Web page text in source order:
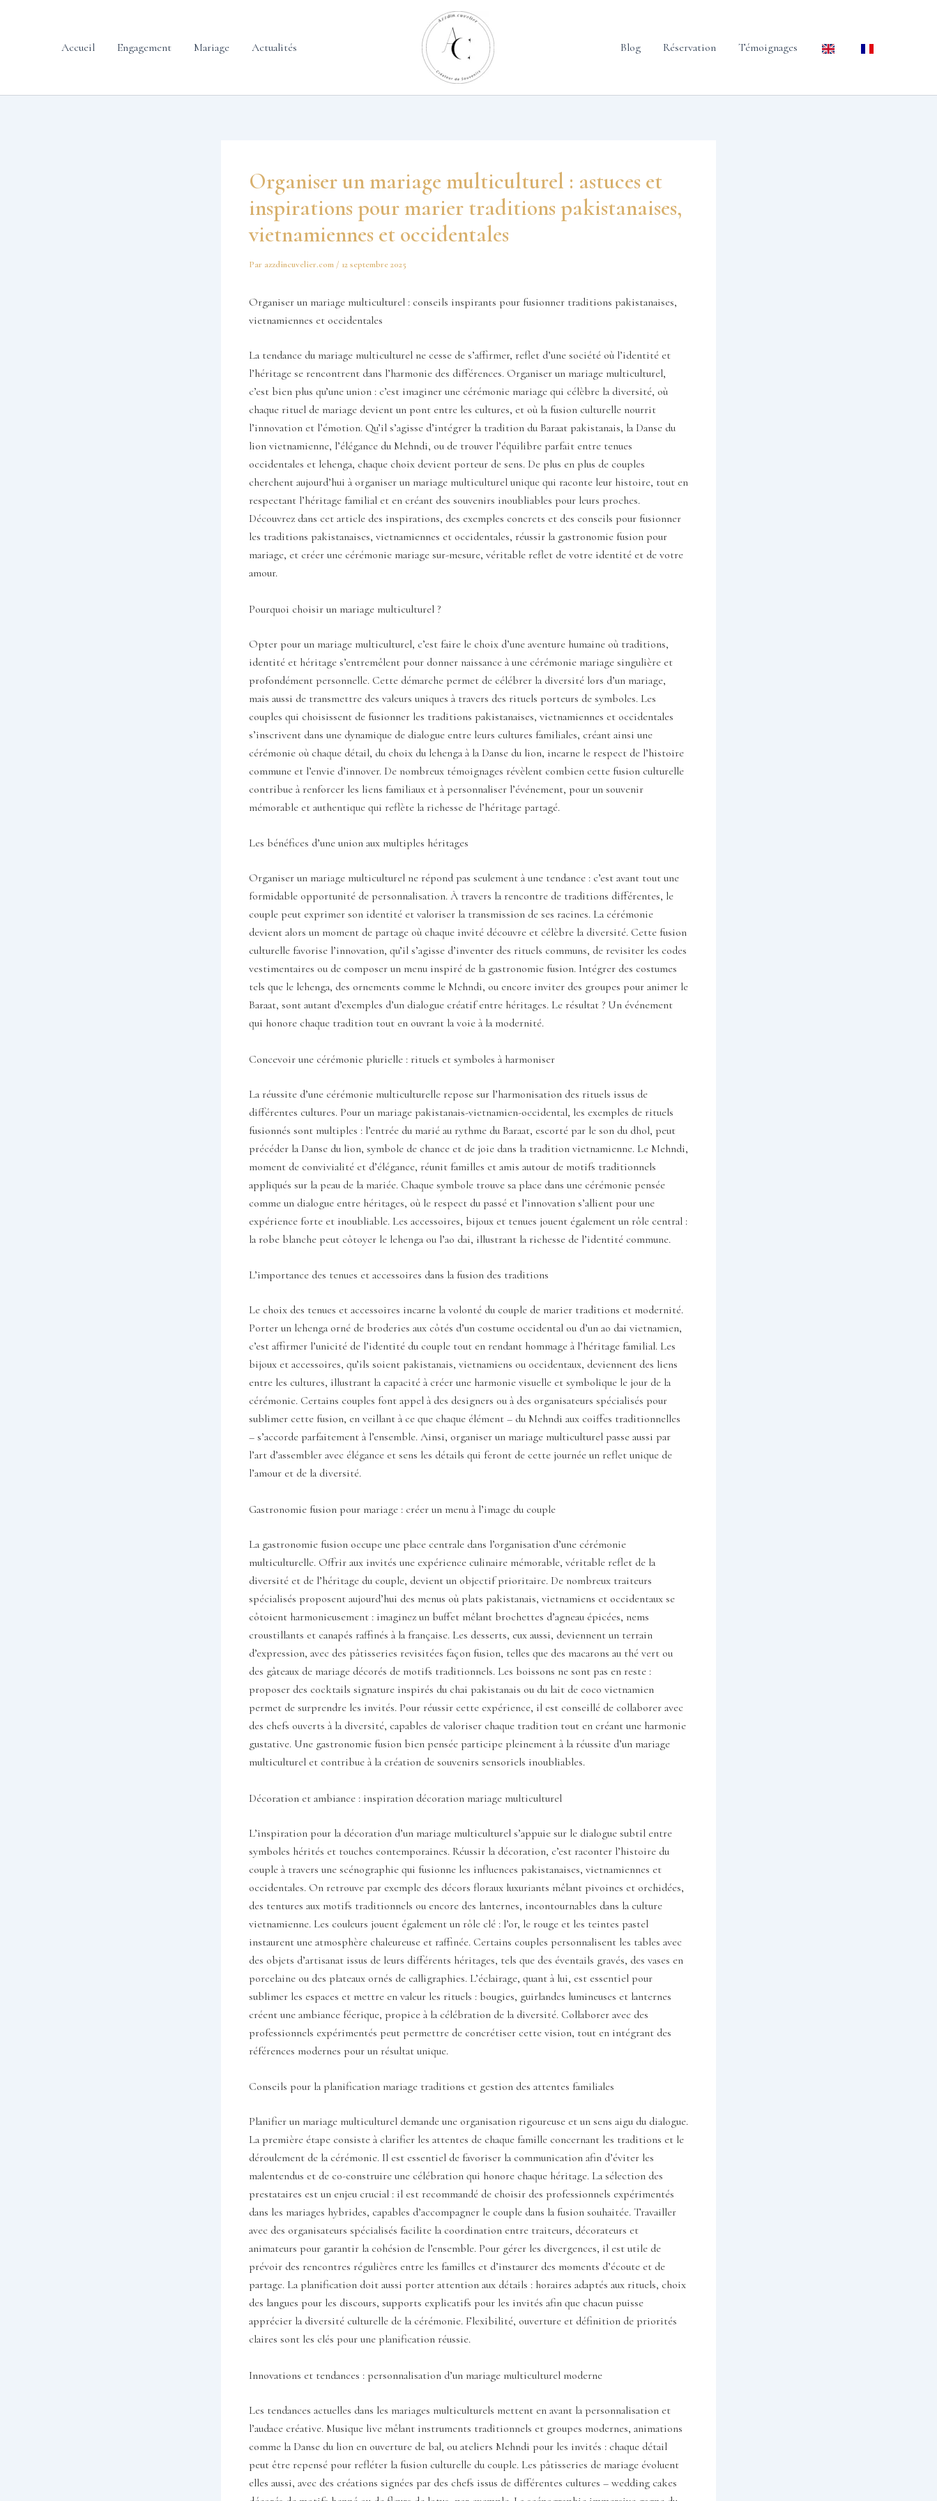
Accueil Engagement Mariage Actualités Blog Réservation Témoignages
Organiser un mariage multiculturel : astuces et
inspirations pour marier traditions pakistanaises,
vietnamiennes et occidentales
Par azzdincuvelier.com / 12 septembre 2025
Organiser un mariage multiculturel : conseils inspirants pour fusionner traditions pakistanaises,
vietnamiennes et occidentales
La tendance du mariage multiculturel ne cesse de s’affirmer, reflet d’une société où l’identité et
l’héritage se rencontrent dans l’harmonie des différences. Organiser un mariage multiculturel,
c’est bien plus qu’une union : c’est imaginer une cérémonie mariage qui célèbre la diversité, où
chaque rituel de mariage devient un pont entre les cultures, et où la fusion culturelle nourrit
l’innovation et l’émotion. Qu’il s’agisse d’intégrer la tradition du Baraat pakistanais, la Danse du
lion vietnamienne, l’élégance du Mehndi, ou de trouver l’équilibre parfait entre tenues
occidentales et lehenga, chaque choix devient porteur de sens. De plus en plus de couples
cherchent aujourd’hui à organiser un mariage multiculturel unique qui raconte leur histoire, tout en
respectant l’héritage familial et en créant des souvenirs inoubliables pour leurs proches.
Découvrez dans cet article des inspirations, des exemples concrets et des conseils pour fusionner
les traditions pakistanaises, vietnamiennes et occidentales, réussir la gastronomie fusion pour
mariage, et créer une cérémonie mariage sur-mesure, véritable reflet de votre identité et de votre
amour.
Pourquoi choisir un mariage multiculturel ?
Opter pour un mariage multiculturel, c’est faire le choix d’une aventure humaine où traditions,
identité et héritage s’entremêlent pour donner naissance à une cérémonie mariage singulière et
profondément personnelle. Cette démarche permet de célébrer la diversité lors d’un mariage,
mais aussi de transmettre des valeurs uniques à travers des rituels porteurs de symboles. Les
couples qui choisissent de fusionner les traditions pakistanaises, vietnamiennes et occidentales
s’inscrivent dans une dynamique de dialogue entre leurs cultures familiales, créant ainsi une
cérémonie où chaque détail, du choix du lehenga à la Danse du lion, incarne le respect de l’histoire
commune et l’envie d’innover. De nombreux témoignages révèlent combien cette fusion culturelle
contribue à renforcer les liens familiaux et à personnaliser l’événement, pour un souvenir
mémorable et authentique qui reflète la richesse de l’héritage partagé.
Les bénéfices d’une union aux multiples héritages
Organiser un mariage multiculturel ne répond pas seulement à une tendance : c’est avant tout une
formidable opportunité de personnalisation. À travers la rencontre de traditions différentes, le
couple peut exprimer son identité et valoriser la transmission de ses racines. La cérémonie
devient alors un moment de partage où chaque invité découvre et célèbre la diversité. Cette fusion
culturelle favorise l’innovation, qu’il s’agisse d’inventer des rituels communs, de revisiter les codes
vestimentaires ou de composer un menu inspiré de la gastronomie fusion. Intégrer des costumes
tels que le lehenga, des ornements comme le Mehndi, ou encore inviter des groupes pour animer le
Baraat, sont autant d’exemples d’un dialogue créatif entre héritages. Le résultat ? Un événement
qui honore chaque tradition tout en ouvrant la voie à la modernité.
Concevoir une cérémonie plurielle : rituels et symboles à harmoniser
La réussite d’une cérémonie multiculturelle repose sur l’harmonisation des rituels issus de
différentes cultures. Pour un mariage pakistanais-vietnamien-occidental, les exemples de rituels
fusionnés sont multiples : l’entrée du marié au rythme du Baraat, escorté par le son du dhol, peut
précéder la Danse du lion, symbole de chance et de joie dans la tradition vietnamienne. Le Mehndi,
moment de convivialité et d’élégance, réunit familles et amis autour de motifs traditionnels
appliqués sur la peau de la mariée. Chaque symbole trouve sa place dans une cérémonie pensée
comme un dialogue entre héritages, où le respect du passé et l’innovation s’allient pour une
expérience forte et inoubliable. Les accessoires, bijoux et tenues jouent également un rôle central :
la robe blanche peut côtoyer le lehenga ou l’ao dai, illustrant la richesse de l’identité commune.
L’importance des tenues et accessoires dans la fusion des traditions
Le choix des tenues et accessoires incarne la volonté du couple de marier traditions et modernité.
Porter un lehenga orné de broderies aux côtés d’un costume occidental ou d’un ao dai vietnamien,
c’est affirmer l’unicité de l’identité du couple tout en rendant hommage à l’héritage familial. Les
bijoux et accessoires, qu’ils soient pakistanais, vietnamiens ou occidentaux, deviennent des liens
entre les cultures, illustrant la capacité à créer une harmonie visuelle et symbolique le jour de la
cérémonie. Certains couples font appel à des designers ou à des organisateurs spécialisés pour
sublimer cette fusion, en veillant à ce que chaque élément – du Mehndi aux coiffes traditionnelles
– s’accorde parfaitement à l’ensemble. Ainsi, organiser un mariage multiculturel passe aussi par
l’art d’assembler avec élégance et sens les détails qui feront de cette journée un reflet unique de
l’amour et de la diversité.
Gastronomie fusion pour mariage : créer un menu à l’image du couple
La gastronomie fusion occupe une place centrale dans l’organisation d’une cérémonie
multiculturelle. Offrir aux invités une expérience culinaire mémorable, véritable reflet de la
diversité et de l’héritage du couple, devient un objectif prioritaire. De nombreux traiteurs
spécialisés proposent aujourd’hui des menus où plats pakistanais, vietnamiens et occidentaux se
côtoient harmonieusement : imaginez un buffet mêlant brochettes d’agneau épicées, nems
croustillants et canapés raffinés à la française. Les desserts, eux aussi, deviennent un terrain
d’expression, avec des pâtisseries revisitées façon fusion, telles que des macarons au thé vert ou
des gâteaux de mariage décorés de motifs traditionnels. Les boissons ne sont pas en reste :
proposer des cocktails signature inspirés du chai pakistanais ou du lait de coco vietnamien
permet de surprendre les invités. Pour réussir cette expérience, il est conseillé de collaborer avec
des chefs ouverts à la diversité, capables de valoriser chaque tradition tout en créant une harmonie
gustative. Une gastronomie fusion bien pensée participe pleinement à la réussite d’un mariage
multiculturel et contribue à la création de souvenirs sensoriels inoubliables.
Décoration et ambiance : inspiration décoration mariage multiculturel
L’inspiration pour la décoration d’un mariage multiculturel s’appuie sur le dialogue subtil entre
symboles hérités et touches contemporaines. Réussir la décoration, c’est raconter l’histoire du
couple à travers une scénographie qui fusionne les influences pakistanaises, vietnamiennes et
occidentales. On retrouve par exemple des décors floraux luxuriants mêlant pivoines et orchidées,
des tentures aux motifs traditionnels ou encore des lanternes, incontournables dans la culture
vietnamienne. Les couleurs jouent également un rôle clé : l’or, le rouge et les teintes pastel
instaurent une atmosphère chaleureuse et raffinée. Certains couples personnalisent les tables avec
des objets d’artisanat issus de leurs différents héritages, tels que des éventails gravés, des vases en
porcelaine ou des plateaux ornés de calligraphies. L’éclairage, quant à lui, est essentiel pour
sublimer les espaces et mettre en valeur les rituels : bougies, guirlandes lumineuses et lanternes
créent une ambiance féerique, propice à la célébration de la diversité. Collaborer avec des
professionnels expérimentés peut permettre de concrétiser cette vision, tout en intégrant des
références modernes pour un résultat unique.
Conseils pour la planification mariage traditions et gestion des attentes familiales
Planifier un mariage multiculturel demande une organisation rigoureuse et un sens aigu du dialogue.
La première étape consiste à clarifier les attentes de chaque famille concernant les traditions et le
déroulement de la cérémonie. Il est essentiel de favoriser la communication afin d’éviter les
malentendus et de co-construire une célébration qui honore chaque héritage. La sélection des
prestataires est un enjeu crucial : il est recommandé de choisir des professionnels expérimentés
dans les mariages hybrides, capables d’accompagner le couple dans la fusion souhaitée. Travailler
avec des organisateurs spécialisés facilite la coordination entre traiteurs, décorateurs et
animateurs pour garantir la cohésion de l’ensemble. Pour gérer les divergences, il est utile de
prévoir des rencontres régulières entre les familles et d’instaurer des moments d’écoute et de
partage. La planification doit aussi porter attention aux détails : horaires adaptés aux rituels, choix
des langues pour les discours, supports explicatifs pour les invités afin que chacun puisse
apprécier la diversité culturelle de la cérémonie. Flexibilité, ouverture et définition de priorités
claires sont les clés pour une planification réussie.
Innovations et tendances : personnalisation d’un mariage multiculturel moderne
Les tendances actuelles dans les mariages multiculturels mettent en avant la personnalisation et
l’audace créative. Musique live mêlant instruments traditionnels et groupes modernes, animations
comme la Danse du lion en ouverture de bal, ou ateliers Mehndi pour les invités : chaque détail
peut être repensé pour refléter la fusion culturelle du couple. Les pâtisseries de mariage évoluent
elles aussi, avec des créations signées par des chefs issus de différentes cultures – wedding cakes